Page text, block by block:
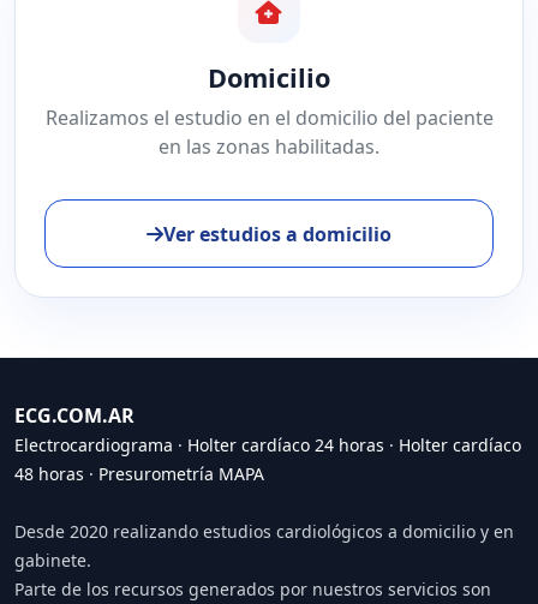
Domicilio
Realizamos el estudio en el domicilio del paciente
en las zonas habilitadas.
Ver estudios a domicilio
ECG.COM.AR
Electrocardiograma · Holter cardíaco 24 horas · Holter cardíaco
48 horas · Presurometría MAPA
Desde 2020 realizando estudios cardiológicos a domicilio y en
gabinete.
Parte de los recursos generados por nuestros servicios son